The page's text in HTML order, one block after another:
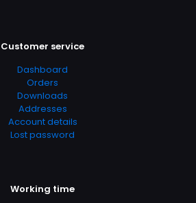
Customer service
Dashboard
Orders
Downloads
Addresses
Account details
Lost password
Working time